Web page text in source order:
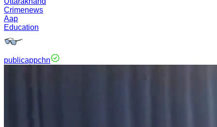
Crimenews
Aap
Education
publicappchn